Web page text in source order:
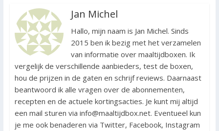
Jan Michel
Hallo, mijn naam is Jan Michel. Sinds
2015 ben ik bezig met het verzamelen
van informatie over maaltijdboxen. Ik
vergelijk de verschillende aanbieders, test de boxen,
hou de prijzen in de gaten en schrijf reviews. Daarnaast
beantwoord ik alle vragen over de abonnementen,
recepten en de actuele kortingsacties. Je kunt mij altijd
een mail sturen via info@maaltijdbox.net. Eventueel kun
je me ook benaderen via Twitter, Facebook, Instagram